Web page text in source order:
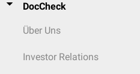
DocCheck
Über Uns
Investor Relations